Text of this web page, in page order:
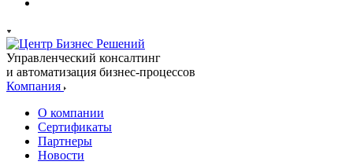
Управленческий консалтинг
и автоматизация бизнес-процессов
Компания
О компании
Сертификаты
Партнеры
Новости